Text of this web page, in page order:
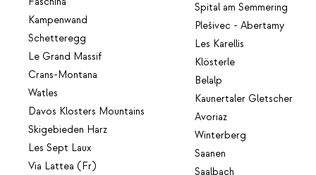
Kampenwand
Schetteregg
Le Grand Massif
Crans-Montana
Watles
Davos Klosters Mountains
Skigebieden Harz
Les Sept Laux
Via Lattea (Fr)
Spital am Semmering
Plešivec - Abertamy
Les Karellis
Klösterle
Belalp
Kaunertaler Gletscher
Avoriaz
Winterberg
Saanen
Saalbach